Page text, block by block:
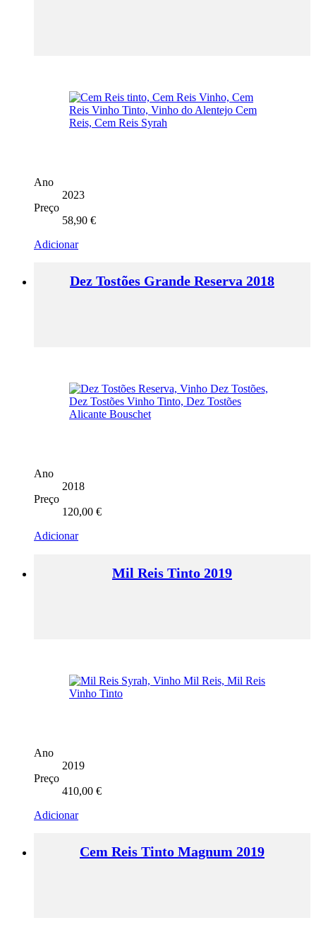
Ano
2023
Preço
58,90 €
Adicionar
Dez Tostões Grande Reserva 2018
Ano
2018
Preço
120,00 €
Adicionar
Mil Reis Tinto 2019
Ano
2019
Preço
410,00 €
Adicionar
Cem Reis Tinto Magnum 2019